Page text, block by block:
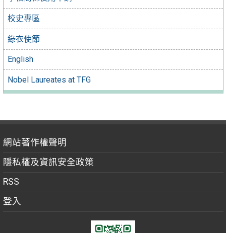
校史專區
綠衣使節
English
Nobel Laureates at TFG
網站著作權聲明
隱私權及資訊安全政策
RSS
登入